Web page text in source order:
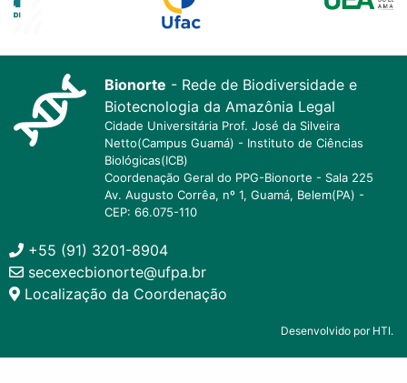
Bionorte - Rede de Biodiversidade e
Biotecnologia da Amazônia Legal
Cidade Universitária Prof. José da Silveira
Netto(Campus Guamá) - Instituto de Ciências
Biológicas(ICB)
Coordenação Geral do PPG-Bionorte - Sala 225
Av. Augusto Corrêa, nº 1, Guamá, Belem(PA) -
CEP: 66.075-110
+55 (91) 3201-8904
secexecbionorte@ufpa.br
Localização da Coordenação
Desenvolvido por HTI.